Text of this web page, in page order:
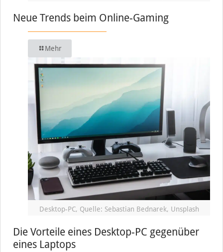
Neue Trends beim Online-Gaming
Mehr
Desktop-PC, Quelle: Sebastian Bednarek, Unsplash
Die Vorteile eines Desktop-PC gegenüber
eines Laptops